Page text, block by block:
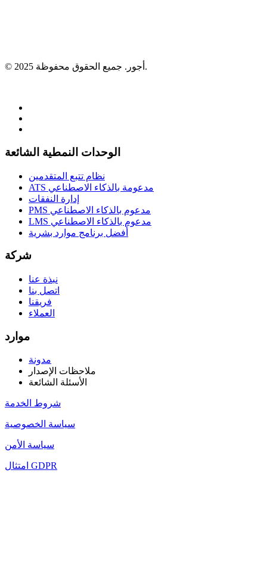
© 2025 أجور. جميع الحقوق محفوظة.
الوحدات النمطية الشائعة
نظام تتبع المتقدمين
ATS مدعومة بالذكاء الاصطناعي
إدارة النفقات
PMS مدعوم بالذكاء الاصطناعي
LMS مدعوم بالذكاء الاصطناعي
أفضل برنامج موارد بشرية
شركة
نبذة عنا
اتصل بنا
فريقنا
العملاء
موارد
مدونة
ملاحظات الإصدار
الأسئلة الشائعة
شروط الخدمة
سياسة الخصوصية
سياسة الأمن
امتثال GDPR